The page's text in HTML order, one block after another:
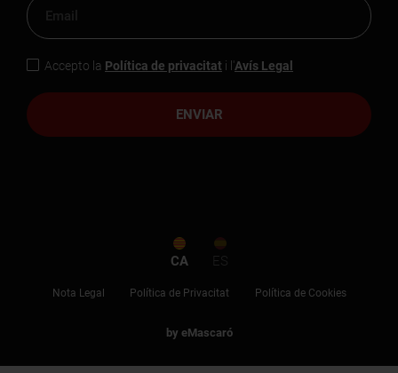
ENVIAR
Accepto la Política de privacitat i l'Avís Legal
CA ES
Nota Legal Política de Privacitat Política de Cookies
by eMascaró